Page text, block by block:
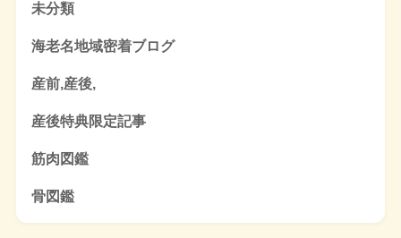
未分類
海老名地域密着ブログ
産前,産後,
産後特典限定記事
筋肉図鑑
骨図鑑